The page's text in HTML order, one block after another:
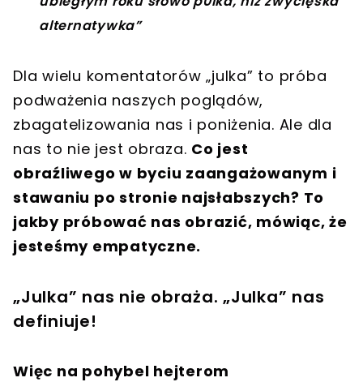
alternatywka”
Dla wielu komentatorów „julka” to próba
podważenia naszych poglądów,
zbagatelizowania nas i poniżenia. Ale dla
nas to nie jest obraza. Co jest
obraźliwego w byciu zaangażowanym i
stawaniu po stronie najsłabszych? To
jakby próbować nas obrazić, mówiąc, że
jesteśmy empatyczne.
„Julka” nas nie obraża. „Julka” nas
definiuje!
Więc na pohybel hejterom